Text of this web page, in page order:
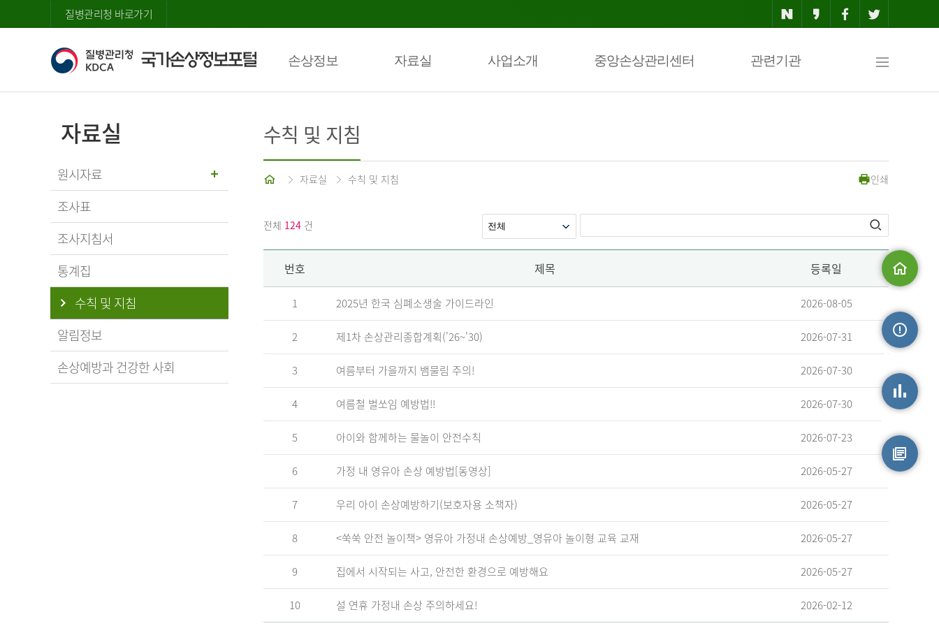
질병관리청 바로가기
손상정보 자료실 사업소개 중앙손상관리센터 관련기관
맵
자료실
원시자료
조사표
조사지침서
통계집
수칙 및 지침
알림정보
손상예방과 건강한 사회
수칙 및 지침
자료실 수칙 및 지침 인쇄
전체 124 건
번호 제목 등록일
1 2025년 한국 심폐소생술 가이드라인 2026-08-05
2 제1차 손상관리종합계획('26~'30) 2026-07-31
3 여름부터 가을까지 뱀물림 주의! 2026-07-30
4 여름철 벌쏘임 예방법!! 2026-07-30
5 아이와 함께하는 물놀이 안전수칙 2026-07-23
6 가정 내 영유아 손상 예방법[동영상] 2026-05-27
7 우리 아이 손상예방하기(보호자용 소책자) 2026-05-27
8 <쑥쑥 안전 놀이책> 영유아 가정내 손상예방_영유아 놀이형 교육 교재 2026-05-27
9 집에서 시작되는 사고, 안전한 환경으로 예방해요 2026-05-27
10 설 연휴 가정내 손상 주의하세요! 2026-02-12
손상정보